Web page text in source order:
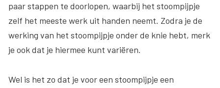
paar stappen te doorlopen, waarbij het stoompijpje
zelf het meeste werk uit handen neemt. Zodra je de
werking van het stoompijpje onder de knie hebt, merk
je ook dat je hiermee kunt variëren.
Wel is het zo dat je voor een stoompijpje een